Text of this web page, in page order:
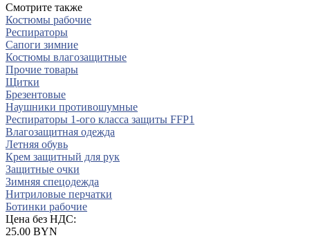
Смотрите также
Костюмы рабочие
Респираторы
Сапоги зимние
Костюмы влагозащитные
Прочие товары
Щитки
Брезентовые
Наушники противошумные
Респираторы 1-ого класса защиты FFP1
Влагозащитная одежда
Летняя обувь
Крем защитный для рук
Защитные очки
Зимняя спецодежда
Нитриловые перчатки
Ботинки рабочие
Цена без НДС:
25.00 BYN